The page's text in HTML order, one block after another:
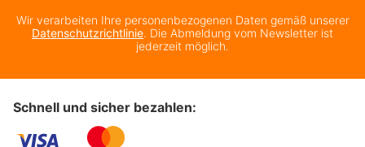
Wir verarbeiten Ihre personenbezogenen Daten gemäß unserer
Datenschutzrichtlinie. Die Abmeldung vom Newsletter ist
jederzeit möglich.
Schnell und sicher bezahlen: